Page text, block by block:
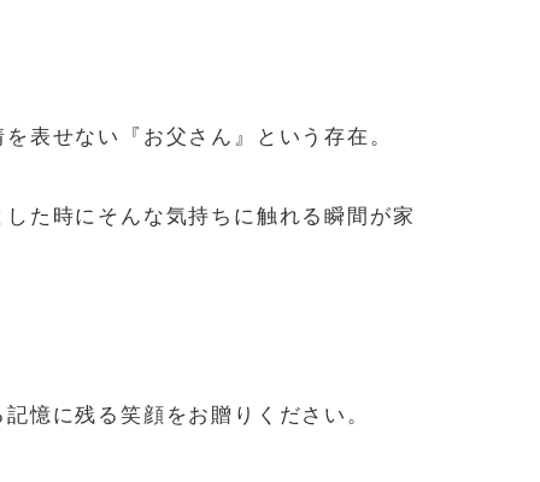
表せない『お父さん』という存在。
た時にそんな気持ちに触れる瞬間が家
憶に残る笑顔をお贈りください。